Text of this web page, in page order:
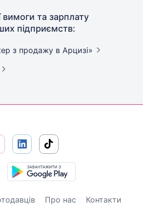
вимоги та зарплату
підприємств:
з продажу в Арцизі»
Про нас
Контакти